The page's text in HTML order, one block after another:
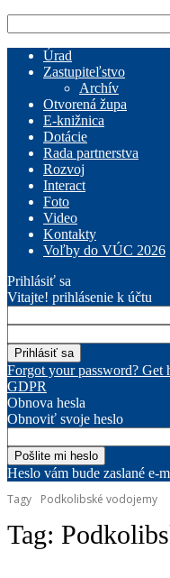
Úrad
Zastupiteľstvo
Archív
Otvorená župa
E-knižnica
Dotácie
Rada partnerstva
Rozvoj
Interact
Foto
Video
Kontakty
Voľby do VÚC 2026
Prihlásiť sa
Vitajte! prihlásenie k účtu
Forgot your password? Get
GDPR
Obnova hesla
Obnoviť svoje heslo
Heslo vám bude zaslané e-
Tagy
Podkolibské vodojemy
Tag: